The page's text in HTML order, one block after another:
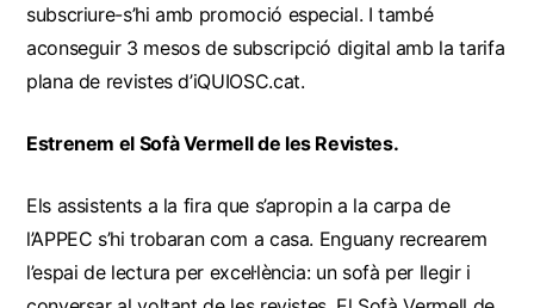
subscriure-s’hi amb promoció especial. I també
aconseguir 3 mesos de subscripció digital amb la tarifa
plana de revistes d’iQUIOSC.cat.
Estrenem el Sofà Vermell de les Revistes.
Els assistents a la fira que s’apropin a la carpa de
l’APPEC s’hi trobaran com a casa. Enguany recrearem
l’espai de lectura per excel·lència: un sofà per llegir i